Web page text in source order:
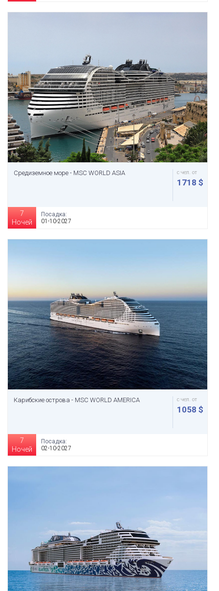
Средиземное море - MSC WORLD ASIA с чел. от
1718 $
7
Ночей
Посадка:
01-10-2027
Карибские острова - MSC WORLD AMERICA с чел. от
1058 $
7
Ночей
Посадка:
02-10-2027